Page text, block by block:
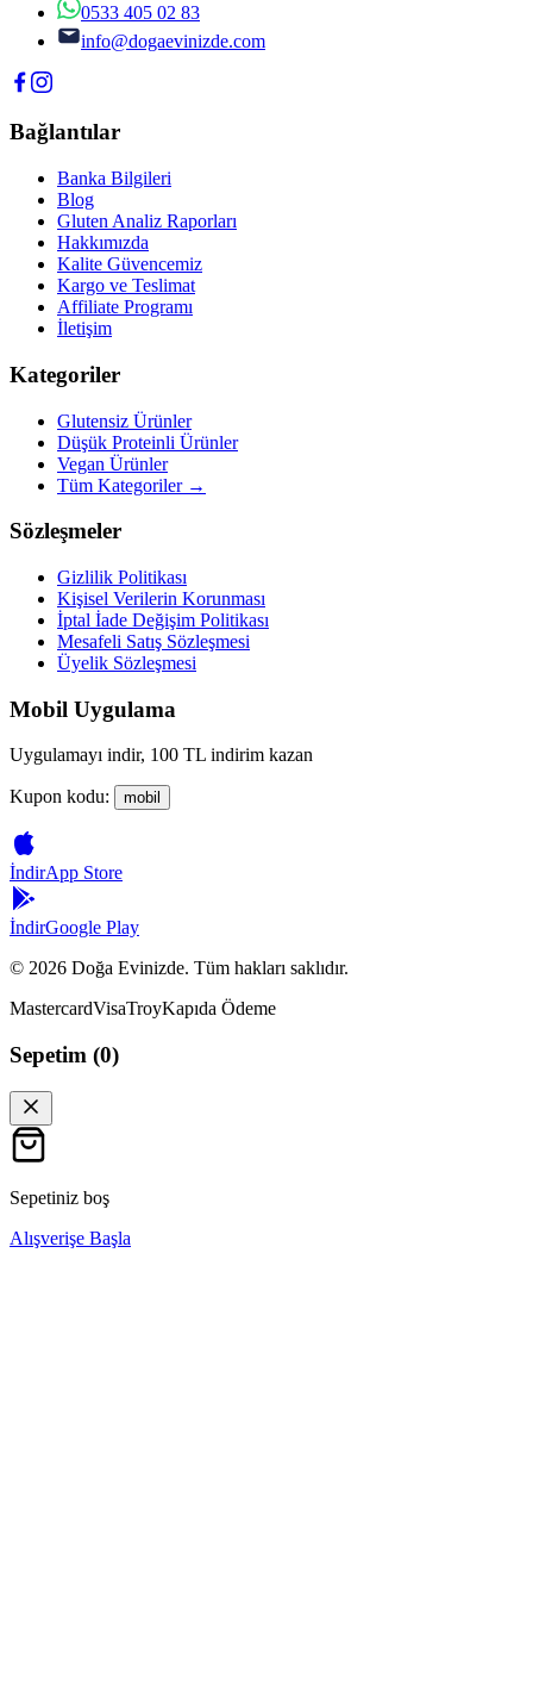
0533 405 02 83
info@dogaevinizde.com
Bağlantılar
Banka Bilgileri
Blog
Gluten Analiz Raporları
Hakkımızda
Kalite Güvencemiz
Kargo ve Teslimat
Affiliate Programı
İletişim
Kategoriler
Glutensiz Ürünler
Düşük Proteinli Ürünler
Vegan Ürünler
Tüm Kategoriler →
Sözleşmeler
Gizlilik Politikası
Kişisel Verilerin Korunması
İptal İade Değişim Politikası
Mesafeli Satış Sözleşmesi
Üyelik Sözleşmesi
Mobil Uygulama
Uygulamayı indir, 100 TL indirim kazan
Kupon kodu: mobil
İndirApp Store
İndirGoogle Play
© 2026 Doğa Evinizde. Tüm hakları saklıdır.
MastercardVisaTroyKapıda Ödeme
Sepetim (0)
Sepetiniz boş
Alışverişe Başla